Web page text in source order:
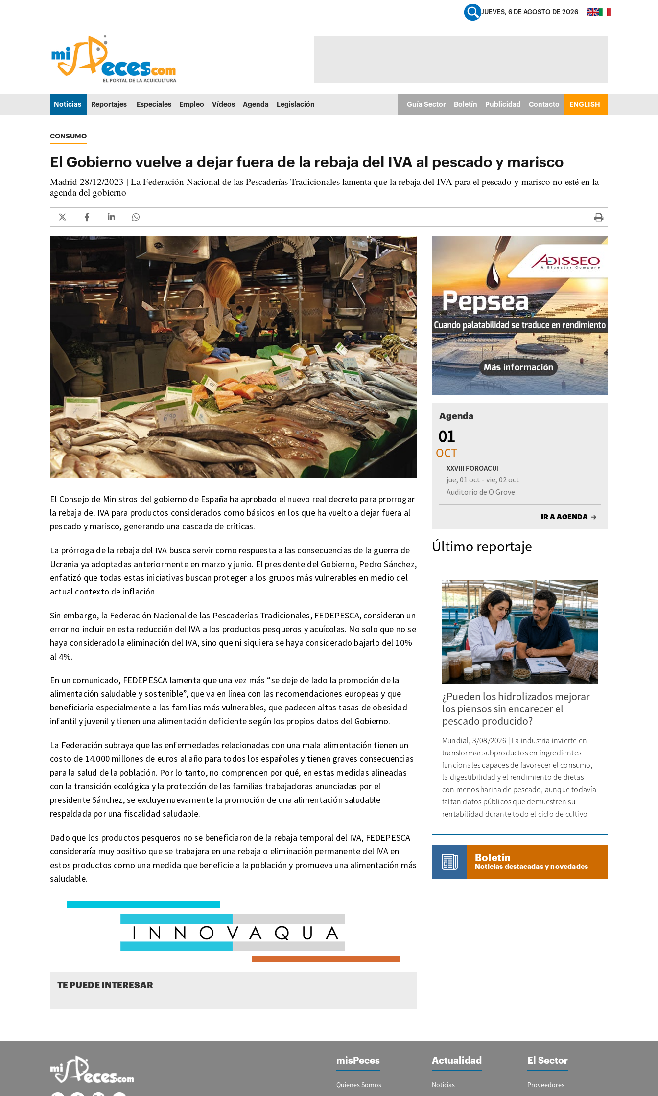
Ir al menú principal (alt + u)
JUEVES, 6 DE AGOSTO DE 2026
Noticias Reportajes Especiales Empleo Vídeos Agenda Legislación Guía Sector Boletín Publicidad Contacto ENGLISH
CONSUMO
El Gobierno vuelve a dejar fuera de la rebaja del IVA al pescado y marisco
Madrid 28/12/2023 | La Federación Nacional de las Pescaderías Tradicionales lamenta que la rebaja del IVA para el pescado y marisco no esté en la
agenda del gobierno
El Consejo de Ministros del gobierno de España ha aprobado el nuevo real decreto para prorrogar
la rebaja del IVA para productos considerados como básicos en los que ha vuelto a dejar fuera al
pescado y marisco, generando una cascada de críticas.
La prórroga de la rebaja del IVA busca servir como respuesta a las consecuencias de la guerra de
Ucrania ya adoptadas anteriormente en marzo y junio. El presidente del Gobierno, Pedro Sánchez,
enfatizó que todas estas iniciativas buscan proteger a los grupos más vulnerables en medio del
actual contexto de inflación.
Sin embargo, la Federación Nacional de las Pescaderías Tradicionales, FEDEPESCA, consideran un
error no incluir en esta reducción del IVA a los productos pesqueros y acuícolas. No solo que no se
haya considerado la eliminación del IVA, sino que ni siquiera se haya considerado bajarlo del 10%
al 4%.
En un comunicado, FEDEPESCA lamenta que una vez más “se deje de lado la promoción de la
alimentación saludable y sostenible”, que va en línea con las recomendaciones europeas y que
beneficiaría especialmente a las familias más vulnerables, que padecen altas tasas de obesidad
infantil y juvenil y tienen una alimentación deficiente según los propios datos del Gobierno.
La Federación subraya que las enfermedades relacionadas con una mala alimentación tienen un
costo de 14.000 millones de euros al año para todos los españoles y tienen graves consecuencias
para la salud de la población. Por lo tanto, no comprenden por qué, en estas medidas alineadas
con la transición ecológica y la protección de las familias trabajadoras anunciadas por el
presidente Sánchez, se excluye nuevamente la promoción de una alimentación saludable
respaldada por una fiscalidad saludable.
Dado que los productos pesqueros no se beneficiaron de la rebaja temporal del IVA, FEDEPESCA
consideraría muy positivo que se trabajara en una rebaja o eliminación permanente del IVA en
estos productos como una medida que beneficie a la población y promueva una alimentación más
saludable.
TE PUEDE INTERESAR
Agenda
01
OCT
XXVIII FOROACUI
jue, 01 oct - vie, 02 oct
Auditorio de O Grove
IR A AGENDA
Último reportaje
¿Pueden los hidrolizados mejorar
los piensos sin encarecer el
pescado producido?
Mundial, 3/08/2026 | La industria invierte en
transformar subproductos en ingredientes
funcionales capaces de favorecer el consumo,
la digestibilidad y el rendimiento de dietas
con menos harina de pescado, aunque todavía
faltan datos públicos que demuestren su
rentabilidad durante todo el ciclo de cultivo
Boletín
Noticias destacadas y novedades
misPeces
Quienes Somos
Actualidad
Noticias
El Sector
Proveedores